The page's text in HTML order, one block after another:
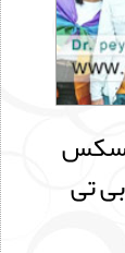
سکس
تی